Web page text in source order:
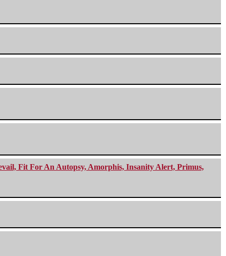
Fit For An Autopsy, Amorphis, Insanity Alert, Primus,